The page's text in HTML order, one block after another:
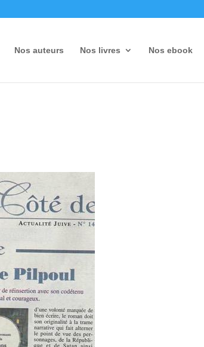
Nos auteurs Nos livres Nos ebook